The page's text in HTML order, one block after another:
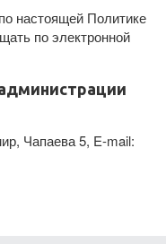
настоящей Политике
по электронной
Чапаева 5, E-mail: